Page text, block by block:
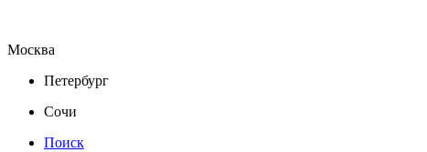
Москва
Петербург
Сочи
Поиск